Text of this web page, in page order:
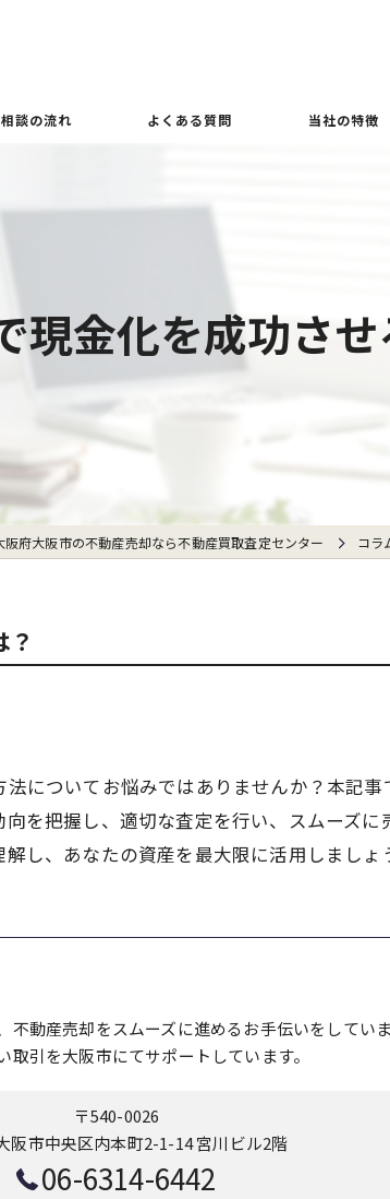
相談の流れ よくある質問 当社の特徴
立ち退き
現金化を成功させ
阪府大阪市の不動産売却なら不動産買取査定センター コラ
についてお悩みではありませんか？本記
を把握し、適切な査定を行い、スムーズ
し、あなたの資産を最大限に活用しましょ
不動産売却をスムーズに進めるお手伝いをしてい
引を大阪市にてサポートしています。
〒540-0026
阪市中央区内本町2-1-14 宮川ビル2階
06-6314-6442